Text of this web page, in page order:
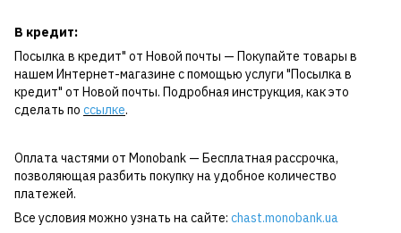
В кредит:
Посылка в кредит" от Новой почты — Покупайте товары в
нашем Интернет-магазине с помощью услуги "Посылка в
кредит" от Новой почты. Подробная инструкция, как это
сделать по ссылке.
Оплата частями от Monobank — Бесплатная рассрочка,
позволяющая разбить покупку на удобное количество
платежей.
Все условия можно узнать на сайте: chast.monobank.ua